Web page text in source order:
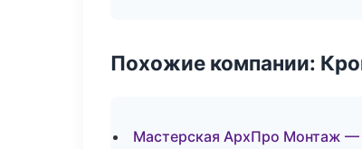
Похожие компании:
Мастерская АрхПро Монтаж —